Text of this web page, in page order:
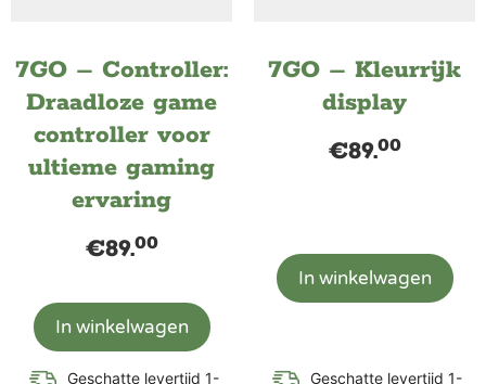
7GO – Controller:
Draadloze game
controller voor
ultieme gaming
ervaring
€89.00
In winkelwagen
Geschatte levertijd 1-
7GO – Kleurrijk
display
€89.00
In winkelwagen
Geschatte levertijd 1-